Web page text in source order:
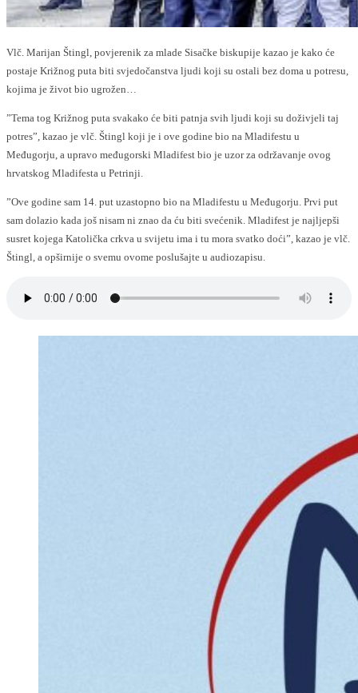
Vlč. Marijan Štingl, povjerenik za mlade Sisačke biskupije kazao je kako će
postaje Križnog puta biti svjedočanstva ljudi koji su ostali bez doma u potresu,
kojima je život bio ugrožen…
”Tema tog Križnog puta svakako će biti patnja svih ljudi koji su doživjeli taj
potres”, kazao je vlč. Štingl koji je i ove godine bio na Mladifestu u
Međugorju, a upravo međugorski Mladifest bio je uzor za održavanje ovog
hrvatskog Mladifesta u Petrinji.
”Ove godine sam 14. put uzastopno bio na Mladifestu u Međugorju. Prvi put
sam dolazio kada još nisam ni znao da ću biti svećenik. Mladifest je najljepši
susret kojega Katolička crkva u svijetu ima i tu mora svatko doći”, kazao je vlč.
Štingl, a opširnije o svemu ovome poslušajte u audiozapisu.